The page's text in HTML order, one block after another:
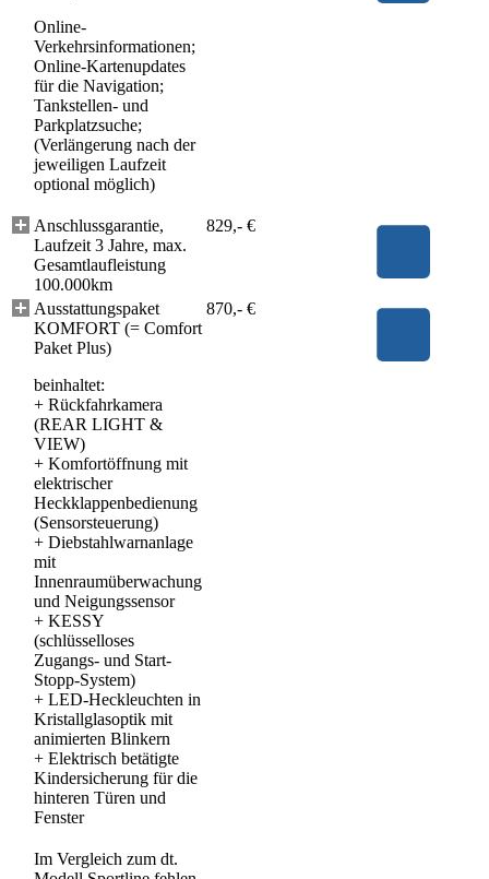
Online-
Verkehrsinformationen;
Online-Kartenupdates
für die Navigation;
Tankstellen- und
Parkplatzsuche;
(Verlängerung nach der
jeweiligen Laufzeit
optional möglich)
Anschlussgarantie,
Laufzeit 3 Jahre, max.
Gesamtlaufleistung
100.000km
829,- €
Ausstattungspaket
KOMFORT (= Comfort
Paket Plus)
beinhaltet:
+ Rückfahrkamera
(REAR LIGHT &
VIEW)
+ Komfortöffnung mit
elektrischer
Heckklappenbedienung
(Sensorsteuerung)
+ Diebstahlwarnanlage
mit
Innenraumüberwachung
und Neigungssensor
+ KESSY
(schlüsselloses
Zugangs- und Start-
Stopp-System)
+ LED-Heckleuchten in
Kristallglasoptik mit
animierten Blinkern
+ Elektrisch betätigte
Kindersicherung für die
hinteren Türen und
Fenster
870,- €
Im Vergleich zum dt.